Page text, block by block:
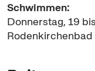
Schwimmen:
Donnerstag, 19
Rodenkirchenbad